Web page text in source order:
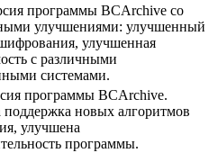
программы BCArchive со
улучшениями: улучшенный
улучшенная
с различными
системами.
программы BCArchive.
поддержка новых алгоритмов
улучшена
программы.